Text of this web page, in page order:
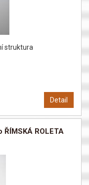
struktura
Detail
ŘÍMSKÁ ROLETA